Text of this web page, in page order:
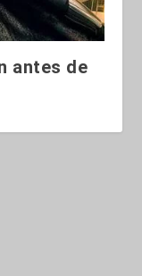
antes de